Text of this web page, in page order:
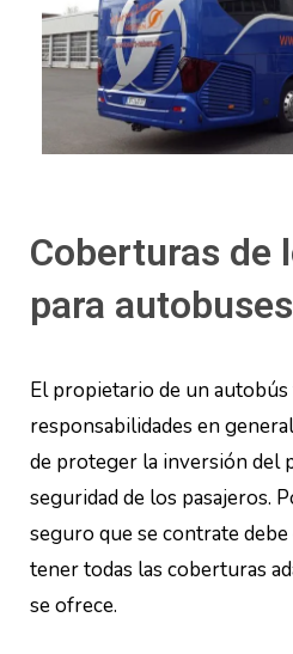
Coberturas de
para autobuses
El propietario de un autobús
responsabilidades en
de proteger la inversión del
seguridad de los pasajeros.
seguro que se contrate
tener todas las coberturas
se ofrece.